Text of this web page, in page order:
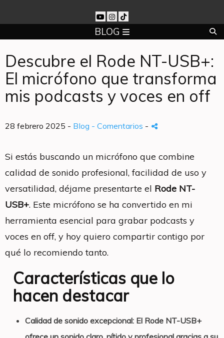
BLOG
Descubre el Rode NT-USB+:
El micrófono que transforma
mis podcasts y voces en off
28 febrero 2025 - Blog - Comentarios -
Si estás buscando un micrófono que combine
calidad de sonido profesional, facilidad de uso y
versatilidad, déjame presentarte el Rode NT-
USB+. Este micrófono se ha convertido en mi
herramienta esencial para grabar podcasts y
voces en off, y hoy quiero compartir contigo por
qué lo recomiendo tanto.
Características que lo
hacen destacar
Calidad de sonido excepcional: El Rode NT-USB+